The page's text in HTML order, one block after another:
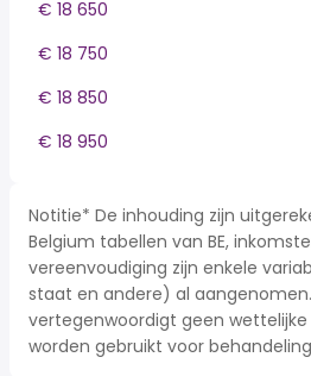
€ 18 650
€ 18 750
€ 18 850
€ 18 950
Notitie* De inhouding zijn
Belgium tabellen van BE,
vereenvoudiging zijn enkele
staat en andere) al
vertegenwoordigt geen
worden gebruikt voor